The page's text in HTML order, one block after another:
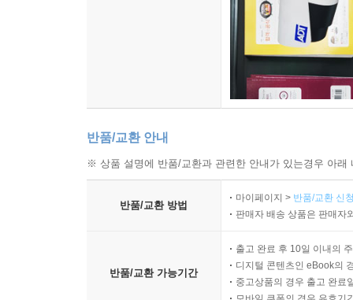
반품/교환 안내
※ 상품 설명에 반품/교환과 관련한 안내가 있는경우 아
반품/교환 방법
마이페이지 > 반품/교환 신
판매자 배송 상품은 판매자
반품/교환 가능기간
출고 완료 후 10일 이내의
디지털 콘텐츠인 eBook의
중고상품의 경우 출고 완료